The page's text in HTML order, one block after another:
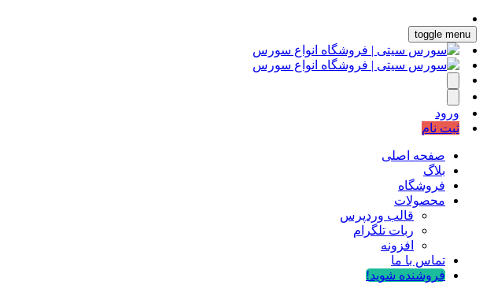
toggle menu
ورود
ثبت نام
صفحه اصلی
بلاگ
فروشگاه
محصولات
قالب وردپرس
ربات تلگرام
افزونه
تماس با ما
فروشنده شوید!